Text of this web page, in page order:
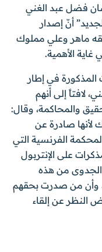
فضل عبد الغني
أنّ إصدار
ماهر وعلي مملوك
غاية الأهمية.
في إطار
لافتاً إلى أنهم
والمحاكمة، وقال:
لأنها صادرة عن
الفرنسية التي
على الإنتربول
الجدوى من هذه
وأن من صدرت بحقهم
النظر عن إلقاء